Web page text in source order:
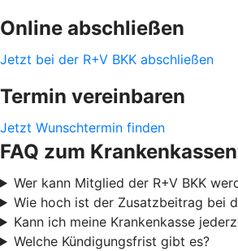
Online abschließen
Jetzt bei der R+V BKK abschließen
Termin vereinbaren
Jetzt Wunschtermin finden
FAQ zum
Wer kann Mitglied der R+V BKK
Wie hoch ist der Zusatzbeitrag bei
Kann ich meine Krankenkasse
Welche Kündigungsfrist gibt es?